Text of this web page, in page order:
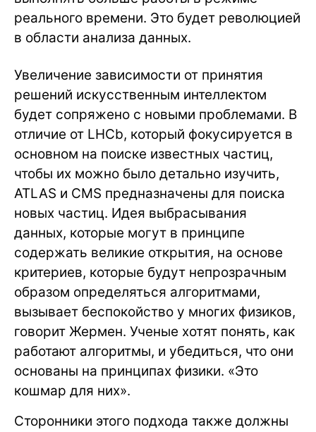
реального времени. Это будет революцией
в области анализа данных.
Увеличение зависимости от принятия
решений искусственным интеллектом
будет сопряжено с новыми проблемами. В
отличие от LHCb, который фокусируется в
основном на поиске известных частиц,
чтобы их можно было детально изучить,
ATLAS и CMS предназначены для поиска
новых частиц. Идея выбрасывания
данных, которые могут в принципе
содержать великие открытия, на основе
критериев, которые будут непрозрачным
образом определяться алгоритмами,
вызывает беспокойство у многих физиков,
говорит Жермен. Ученые хотят понять, как
работают алгоритмы, и убедиться, что они
основаны на принципах физики. «Это
кошмар для них».
Сторонники этого подхода также должны